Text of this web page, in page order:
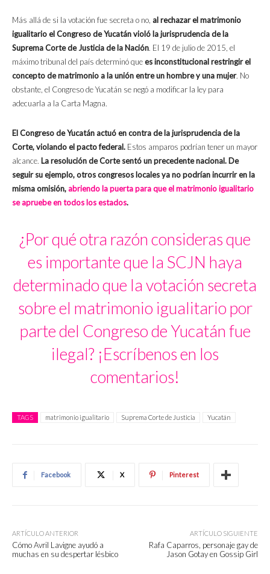
Más allá de si la votación fue secreta o no, al rechazar el matrimonio
igualitario el Congreso de Yucatán violó la jurisprudencia de la
Suprema Corte de Justicia de la Nación. El 19 de julio de 2015, el
máximo tribunal del país determinó quees inconstitucional restringir el
concepto de matrimonio a la unión entre un hombre y una mujer. No
obstante, el Congreso de Yucatán se negó a modificar la ley para
adecuarla a la Carta Magna.
El Congreso de Yucatán actuó en contra de la jurisprudencia de la
Corte, violando el pacto federal. Estos amparos podrían tener un mayor
alcance. La resolución de Corte sentó un precedente nacional. De
seguir su ejemplo, otros congresos locales ya no podrían incurrir en la
misma omisión, abriendo la puerta para que el matrimonio igualitario
se apruebe en todos los estados.
¿Por qué otra razón consideras que
es importante que la SCJN haya
determinado que la votación secreta
sobre el matrimonio igualitario por
parte del Congreso de Yucatán fue
ilegal? ¡Escríbenos en los
comentarios!
TAGS matrimonio igualitario Suprema Corte de Justicia Yucatán
Facebook X Pinterest
ARTÍCULO ANTERIOR
Cómo Avril Lavigne ayudó a
muchas en su despertar lésbico
ARTÍCULO SIGUIENTE
Rafa Caparros, personaje gay de
Jason Gotay en Gossip Girl